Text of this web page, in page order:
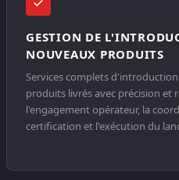
GESTION DE
NOUVEAUX PRODUITS
Services complets
produits livrés avec précision et
l'engagement opérateur, la
certification et l'exécution du